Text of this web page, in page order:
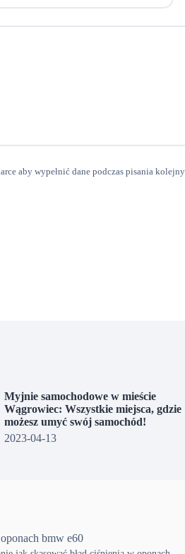
aby wypełnić dane podczas pisania
Myjnie samochodowe w mieście
Wągrowiec: Wszystkie miejsca, gdzie
możesz umyć swój samochód!
2023-04-13
bmw e60